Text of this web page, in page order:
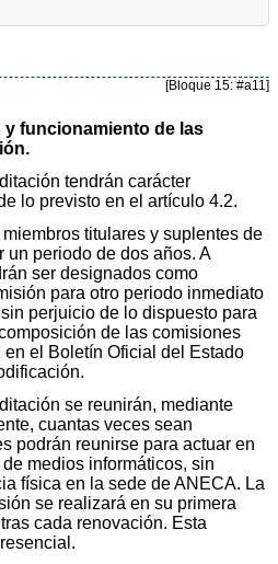
[Bloque 15: #a11]
funcionamiento de las
tendrán carácter
lo previsto en el artículo 4.2.
titulares y suplentes de
un periodo de dos años. A
ser designados como
para otro periodo inmediato
perjuicio de lo dispuesto para
de las comisiones
el Boletín Oficial del Estado
se reunirán, mediante
cuantas veces sean
podrán reunirse para actuar en
medios informáticos, sin
física en la sede de ANECA. La
se realizará en su primera
cada renovación. Esta